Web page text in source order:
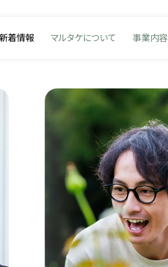
着情報 マルタケについて 事業内容